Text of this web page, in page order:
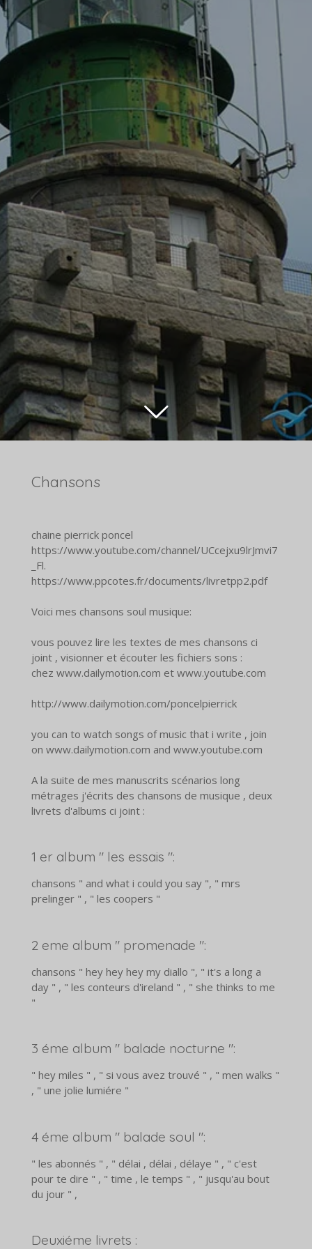
Chansons
chaine pierrick poncel
https://www.youtube.com/channel/UCcejxu9lrJmvi7
_Fl.
https://www.ppcotes.fr/documents/livretpp2.pdf
Voici mes chansons soul musique:
vous pouvez lire les textes de mes chansons ci
joint , visionner et écouter les fichiers sons :
chez www.dailymotion.com et www.youtube.com
http://www.dailymotion.com/poncelpierrick
you can to watch songs of music that i write , join
on www.dailymotion.com and www.youtube.com
A la suite de mes manuscrits scénarios long
métrages j'écrits des chansons de musique , deux
livrets d'albums ci joint :
1 er album " les essais ":
chansons " and what i could you say ", " mrs
prelinger " , " les coopers "
2 eme album " promenade ":
chansons " hey hey hey my diallo ", " it's a long a
day " , " les conteurs d'ireland " , " she thinks to me
"
3 éme album " balade nocturne ":
" hey miles " , " si vous avez trouvé " , " men walks "
, " une jolie lumiére "
4 éme album " balade soul ":
" les abonnés " , " délai , délai , délaye " , " c'est
pour te dire " , " time , le temps " , " jusqu'au bout
du jour " ,
Deuxiéme livrets :